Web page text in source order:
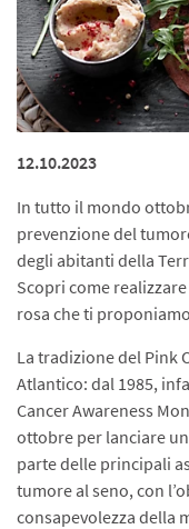
12.10.2023
In tutto il mondo
prevenzione del
degli abitanti della
Scopri come
rosa che ti
La tradizione del Pink
Atlantico: dal 1985,
Cancer Awareness
ottobre per lanciare
parte delle principali
tumore al seno, con
consapevolezza della